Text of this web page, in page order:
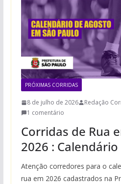
PRÓXIMAS CORRIDAS
8 de julho de 2026
Redação
1 comentário
Corridas de Rua
2026 :
Atenção corredores para o
rua em 2026 cadastrados na